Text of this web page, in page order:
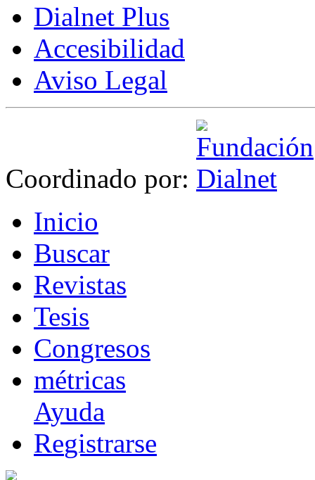
Dialnet Plus
Accesibilidad
Aviso Legal
Coordinado por:
Inicio
Buscar
Revistas
Tesis
Congresos
métricas
Ayuda
Registrarse